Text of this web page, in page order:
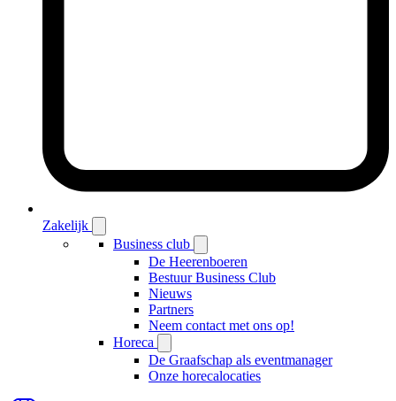
Zakelijk
Business club
De Heerenboeren
Bestuur Business Club
Nieuws
Partners
Neem contact met ons op!
Horeca
De Graafschap als eventmanager
Onze horecalocaties